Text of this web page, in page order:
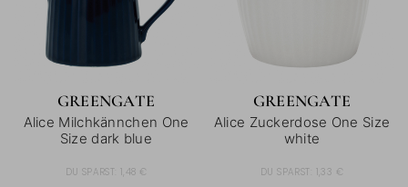
GREENGATE
Alice Milchkännchen One
Size dark blue
DU SPARST: 1,48 €
GREENGATE
Alice Zuckerdose One Size
white
DU SPARST: 1,33 €